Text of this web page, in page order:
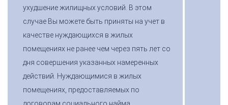
ухудшение жилищных условий. В этом
случае Вы можете быть приняты на учет в
качестве нуждающихся в жилых
помещениях не ранее чем через пять лет со
дня совершения указанных намеренных
действий. Нуждающимися в жилых
помещениях, предоставляемых по